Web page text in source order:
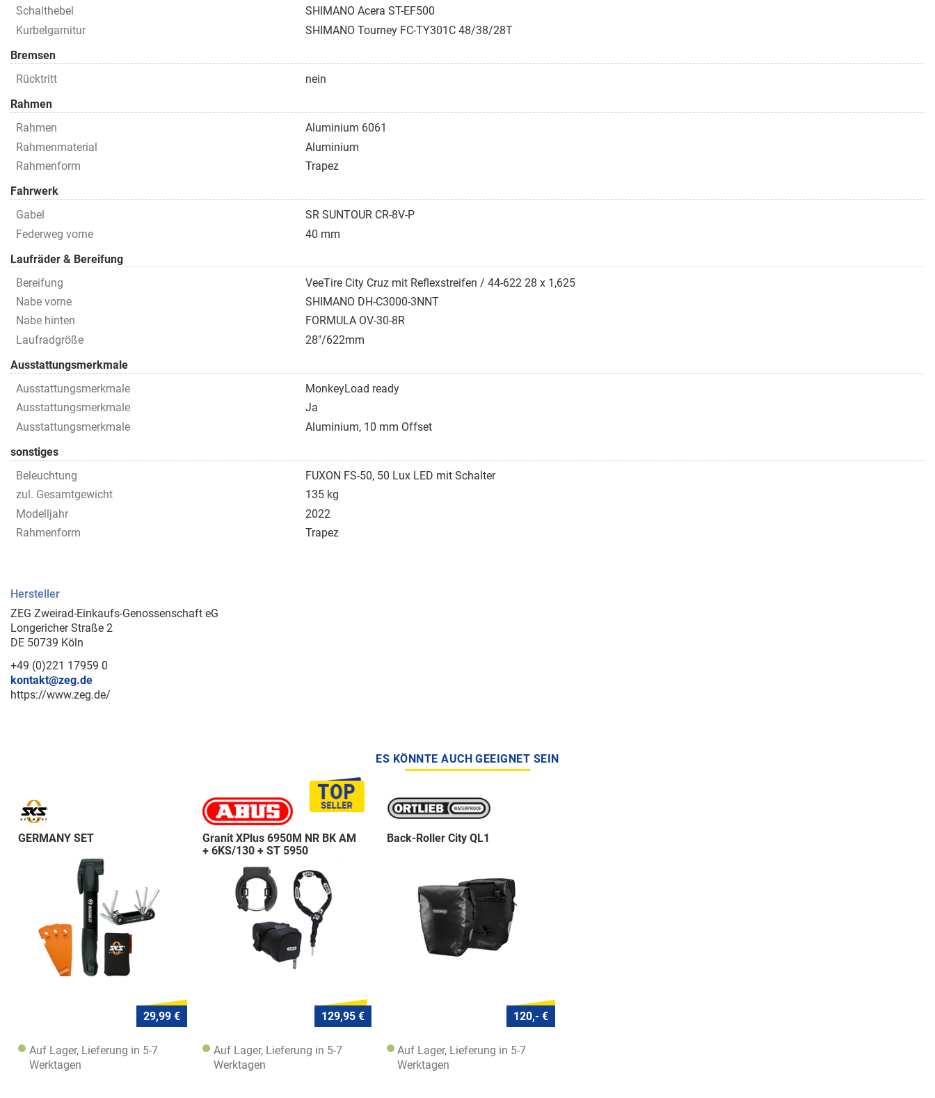
Schalthebel
SHIMANO Acera ST-EF500
Kurbelgarnitur
SHIMANO Tourney FC-TY301C 48/38/28T
Bremsen
Rücktritt
nein
Rahmen
Rahmen
Aluminium 6061
Rahmenmaterial
Aluminium
Rahmenform
Trapez
Fahrwerk
Gabel
SR SUNTOUR CR-8V-P
Federweg vorne
40 mm
Laufräder & Bereifung
Bereifung
VeeTire City Cruz mit Reflexstreifen / 44-622 28 x 1,625
Nabe vorne
SHIMANO DH-C3000-3NNT
Nabe hinten
FORMULA OV-30-8R
Laufradgröße
28"/622mm
Ausstattungsmerkmale
Ausstattungsmerkmale
MonkeyLoad ready
Ausstattungsmerkmale
Ja
Ausstattungsmerkmale
Aluminium, 10 mm Offset
sonstiges
Beleuchtung
FUXON FS-50, 50 Lux LED mit Schalter
zul. Gesamtgewicht
135 kg
Modelljahr
2022
Rahmenform
Trapez
Hersteller
ZEG Zweirad-Einkaufs-Genossenschaft eG
Longericher Straße 2
DE 50739 Köln
+49 (0)221 17959 0
kontakt@zeg.de
https://www.zeg.de/
ES KÖNNTE AUCH GEEIGNET SEIN
GERMANY SET
29,99 €
Auf Lager, Lieferung in 5-7
Werktagen
Granit XPlus 6950M NR BK AM
+ 6KS/130 + ST 5950
129,95 €
Auf Lager, Lieferung in 5-7
Werktagen
Back-Roller City QL1
120,- €
Auf Lager, Lieferung in 5-7
Werktagen